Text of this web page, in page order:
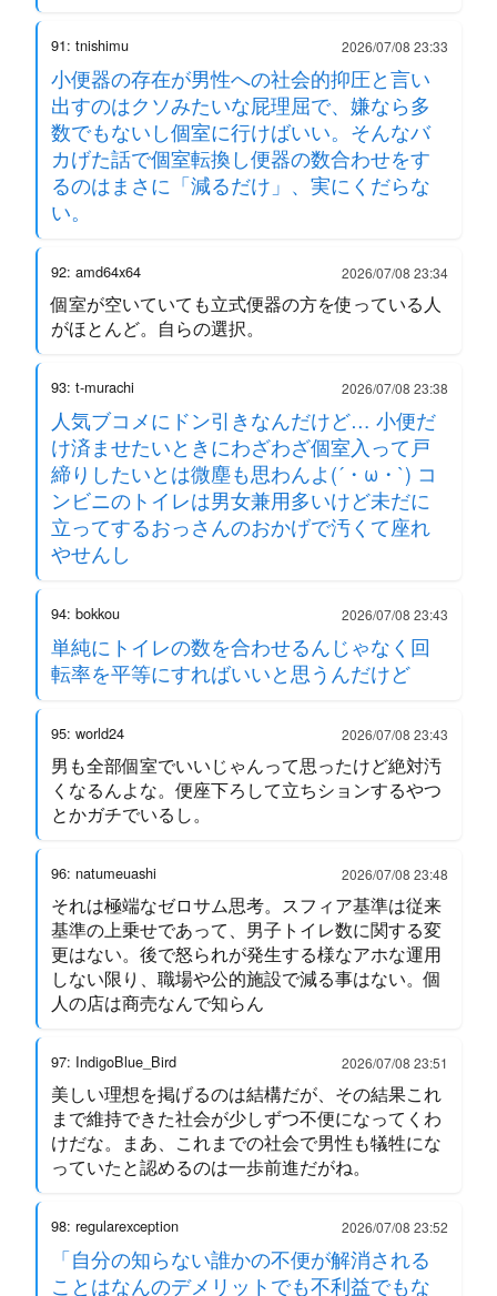
91: tnishimu 2026/07/08 23:33
小便器の存在が男性への社会的抑圧と言い
出すのはクソみたいな屁理屈で、嫌なら多
数でもないし個室に行けばいい。そんなバ
カげた話で個室転換し便器の数合わせをす
るのはまさに「減るだけ」、実にくだらな
い。
92: amd64x64 2026/07/08 23:34
個室が空いていても立式便器の方を使っている人
がほとんど。自らの選択。
93: t-murachi 2026/07/08 23:38
人気ブコメにドン引きなんだけど… 小便だ
け済ませたいときにわざわざ個室入って戸
締りしたいとは微塵も思わんよ(´・ω・`) コ
ンビニのトイレは男女兼用多いけど未だに
立ってするおっさんのおかげで汚くて座れ
やせんし
94: bokkou 2026/07/08 23:43
単純にトイレの数を合わせるんじゃなく回
転率を平等にすればいいと思うんだけど
95: world24 2026/07/08 23:43
男も全部個室でいいじゃんって思ったけど絶対汚
くなるんよな。便座下ろして立ちションするやつ
とかガチでいるし。
96: natumeuashi 2026/07/08 23:48
それは極端なゼロサム思考。スフィア基準は従来
基準の上乗せであって、男子トイレ数に関する変
更はない。後で怒られが発生する様なアホな運用
しない限り、職場や公的施設で減る事はない。個
人の店は商売なんで知らん
97: IndigoBlue_Bird 2026/07/08 23:51
美しい理想を掲げるのは結構だが、その結果これ
まで維持できた社会が少しずつ不便になってくわ
けだな。まあ、これまでの社会で男性も犠牲にな
っていたと認めるのは一歩前進だがね。
98: regularexception 2026/07/08 23:52
「自分の知らない誰かの不便が解消される
ことはなんのデメリットでも不利益でもな